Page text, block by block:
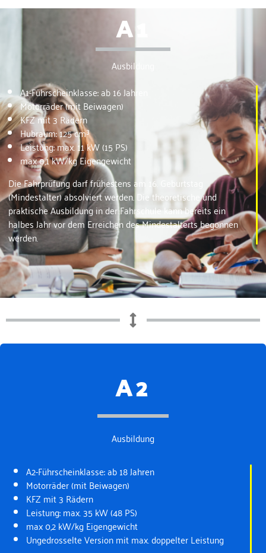
A1
Ausbildung
A1-Führscheinklasse: ab 16 Jahren
Motorräder (mit Beiwagen)
KFZ mit 3 Rädern
Hubraum: 125 cm³
Leistung: max. 11 kW (15 PS)
max 0,1 kW/kg Eigengewicht
Die Fahrprüfung darf frühestens am 16. Geburtstag
(Mindestalter) absolviert werden. Die theoretische und
praktische Ausbildung in der Fahrschule kann bereits ein
halbes Jahr vor dem Erreichen des Mindestalterts begonnen
werden.
A2
Ausbildung
A2-Führscheinklasse: ab 18 Jahren
Motorräder (mit Beiwagen)
KFZ mit 3 Rädern
Leistung: max. 35 kW (48 PS)
max 0,2 kW/kg Eigengewicht
Ungedrosselte Version mit max. doppelter Leistung